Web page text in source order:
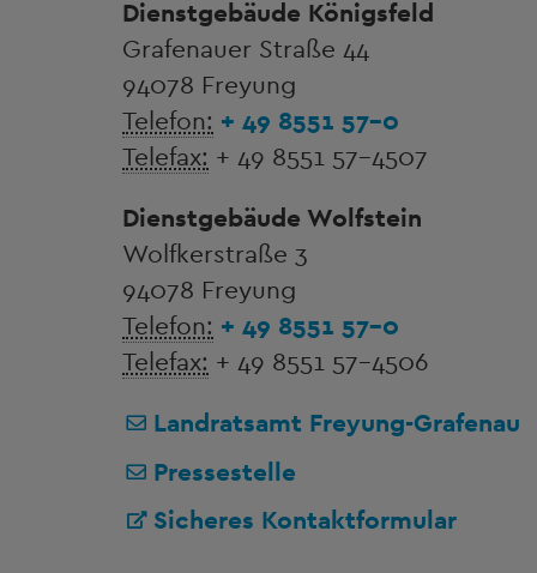
Dienstgebäude Königsfeld
Grafenauer Straße 44
94078 Freyung
Telefon: + 49 8551 57-0
Telefax: + 49 8551 57-4507
Dienstgebäude Wolfstein
Wolfkerstraße 3
94078 Freyung
Telefon: + 49 8551 57-0
Telefax: + 49 8551 57-4506
Landratsamt Freyung-Grafenau
Pressestelle
Sicheres Kontaktformular